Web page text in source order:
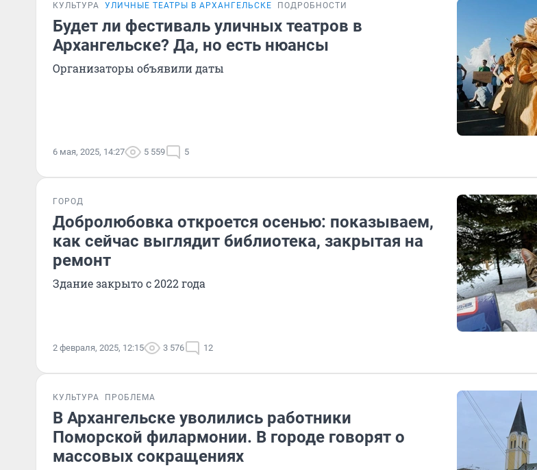
КУЛЬТУРА УЛИЧНЫЕ ТЕАТРЫ В АРХАНГЕЛЬСКЕ ПОДРОБНОСТИ
Будет ли фестиваль уличных театров в
Архангельске? Да, но есть нюансы
Организаторы объявили даты
6 мая, 2025, 14:27 5 559 5
ГОРОД
Добролюбовка откроется осенью: показываем,
как сейчас выглядит библиотека, закрытая на
ремонт
Здание закрыто с 2022 года
2 февраля, 2025, 12:15 3 576 12
КУЛЬТУРА ПРОБЛЕМА
В Архангельске уволились работники
Поморской филармонии. В городе говорят о
массовых сокращениях